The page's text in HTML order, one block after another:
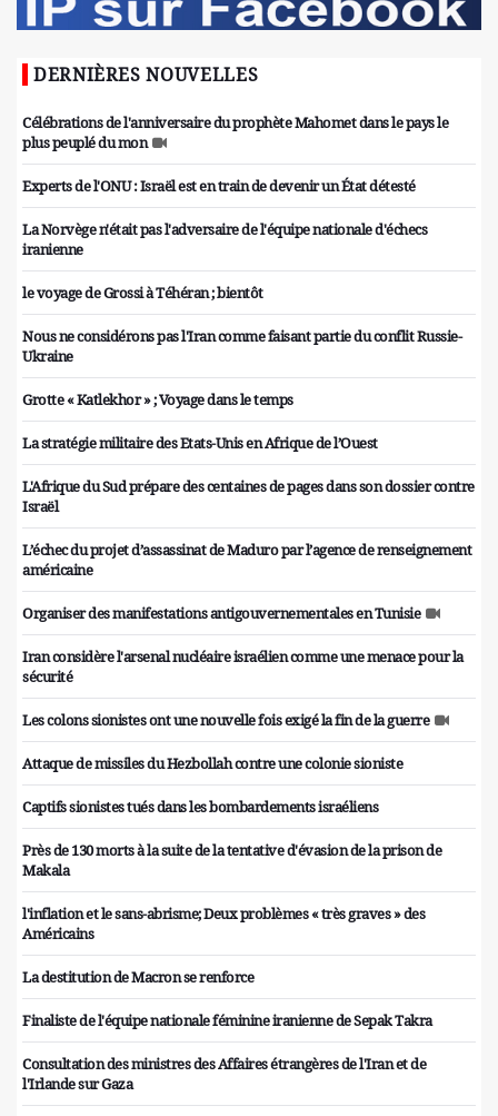
DERNIÈRES NOUVELLES
Célébrations de l'anniversaire du prophète Mahomet dans le pays le
plus peuplé du mon
Experts de l'ONU : Israël est en train de devenir un État détesté
La Norvège n'était pas l'adversaire de l'équipe nationale d'échecs
iranienne
le voyage de Grossi à Téhéran ; bientôt
Nous ne considérons pas l'Iran comme faisant partie du conflit Russie-
Ukraine
Grotte « Katlekhor » ; Voyage dans le temps
La stratégie militaire des Etats-Unis en Afrique de l’Ouest
L'Afrique du Sud prépare des centaines de pages dans son dossier contre
Israël
L’échec du projet d’assassinat de Maduro par l’agence de renseignement
américaine
Organiser des manifestations antigouvernementales en Tunisie
Iran considère l'arsenal nucléaire israélien comme une menace pour la
sécurité
Les colons sionistes ont une nouvelle fois exigé la fin de la guerre
Attaque de missiles du Hezbollah contre une colonie sioniste
Captifs sionistes tués dans les bombardements israéliens
Près de 130 morts à la suite de la tentative d'évasion de la prison de
Makala
l'inflation et le sans-abrisme; Deux problèmes « très graves » des
Américains
La destitution de Macron se renforce
Finaliste de l'équipe nationale féminine iranienne de Sepak Takra
Consultation des ministres des Affaires étrangères de l'Iran et de
l'Irlande sur Gaza